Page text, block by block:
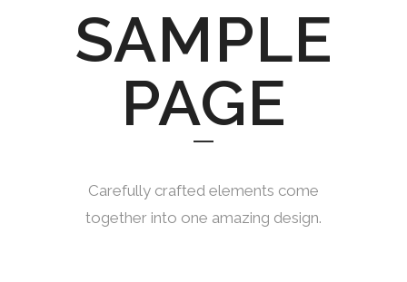
SAMPLE
PAGE
Carefully crafted elements come
together into one amazing design.